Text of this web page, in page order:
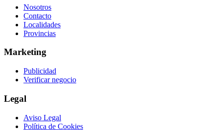
Nosotros
Contacto
Localidades
Provincias
Marketing
Publicidad
Verificar negocio
Legal
Aviso Legal
Política de Cookies